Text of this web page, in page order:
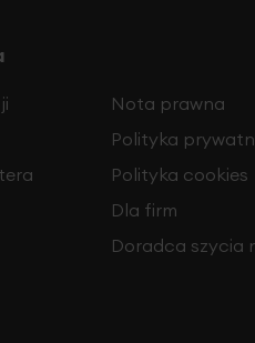
Nota prawna
Polityka
Polityka cookies
Dla firm
Doradca szycia